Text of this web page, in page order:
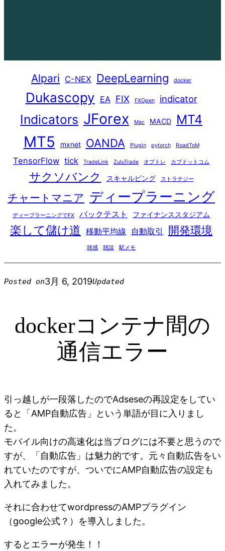
Alpari C-NEX DeepLearning docker
Dukascopy EA FIX FXOpen indicator
Indicators JForex Mac MACD MT4
MT5 mxnet OANDA Plugin pytorch RoadToM
TensorFlow tick TradeLink ZuluTrade オプトレ カブドットコム
サクソバンク スキャルピング ストラテジー
チャートマニア ディープラーニング
ディープラーニングでFX バックテスト ファイナンススタジアム
楽して儲け道 移動平均線 自動取引 開発環境
雑感 雑談 駅メモ
Posted on3月 6, 2019Updated
dockerコンテナ間の
通信エラー
引っ越しが一段落したのでAdseseの再設定をしてい
ると「AMP自動広告」という単語が目に入りまし
た。
モバイル向けの高速化は当ブログには不要と思うので
すが、「自動広告」は魅力的です。元々自動広告をい
れていたのですが、ついでにAMP自動広告の設定も
入れてみました。
それに合わせてwordpressのAMPプラグイン
（google公式？）を導入しました。
するとエラーが発生！！